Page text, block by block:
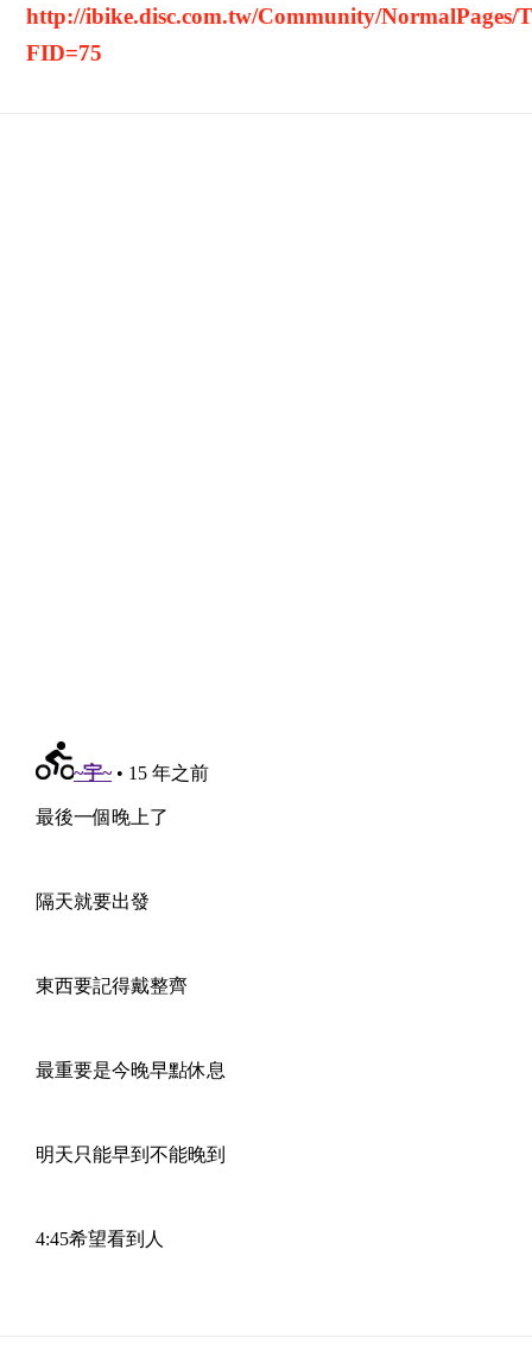
http://ibike.disc.com.tw/Community/NormalPages/
FID=75